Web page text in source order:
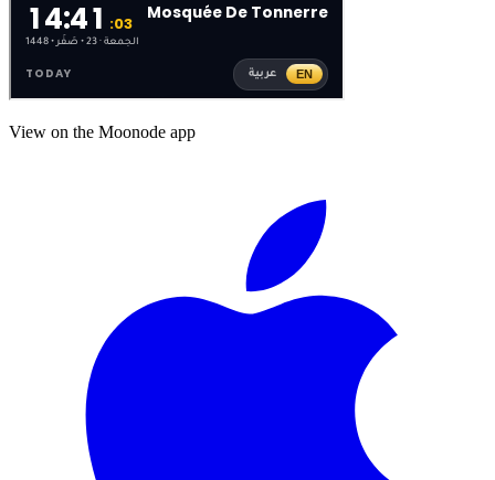
View on the Moonode app